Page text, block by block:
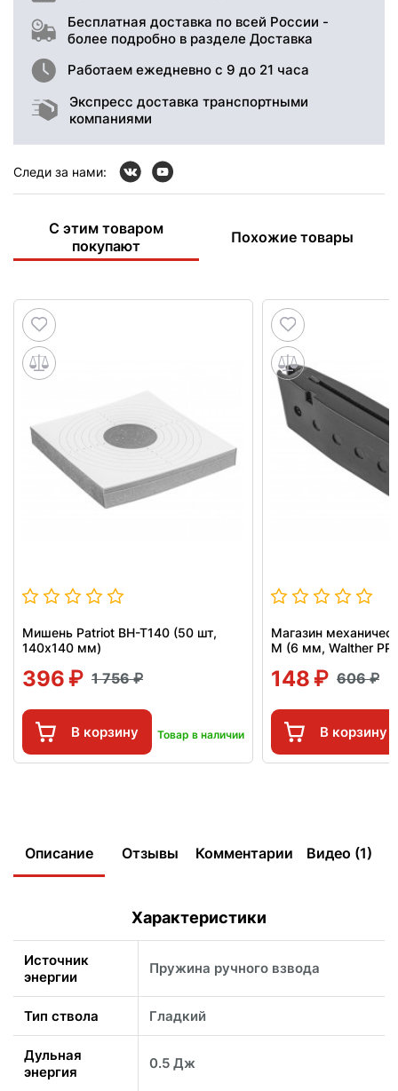
Бесплатная доставка по всей России -
более подробно в разделе Доставка
Работаем ежедневно с 9 до 21 часа
Экспресс доставка транспортными
компаниями
Следи за нами:
С этим товаром
покупают
Похожие товары
Мишень Patriot BH-T140 (50 шт,
140x140 мм)
396 1 756
В корзину Товар в наличии
Магазин
M (6 мм, Walther
148 606
В корзину
Описание Отзывы Комментарии Видео (1)
Характеристики
Источник
энергии
Пружина ручного взвода
Тип ствола Гладкий
Дульная
энергия
0.5 Дж